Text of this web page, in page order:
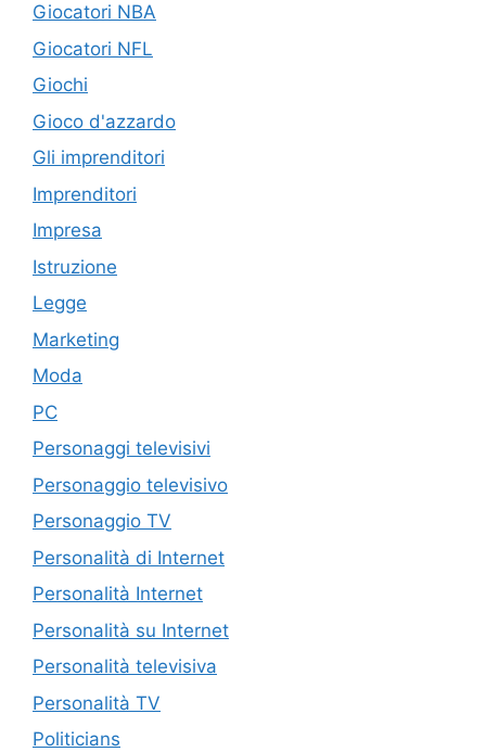
Giocatori NBA
Giocatori NFL
Giochi
Gioco d'azzardo
Gli imprenditori
Imprenditori
Impresa
Istruzione
Legge
Marketing
Moda
PC
Personaggi televisivi
Personaggio televisivo
Personaggio TV
Personalità di Internet
Personalità Internet
Personalità su Internet
Personalità televisiva
Personalità TV
Politicians